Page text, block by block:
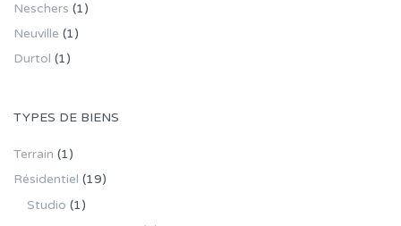
Neschers (1)
Neuville (1)
Durtol (1)
TYPES DE BIENS
Terrain (1)
Résidentiel (19)
Studio (1)